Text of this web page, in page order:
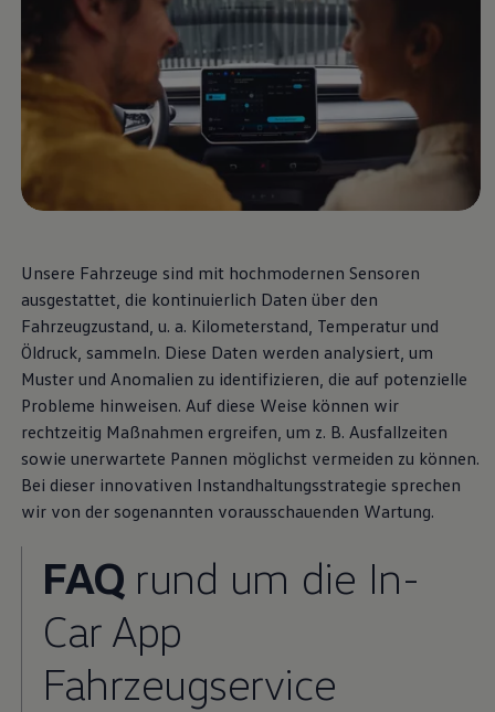
AlleVW Connect
Dienste 1
und
Voraussetzungen in
einer Übersicht
Jeder Held hat seine Helfer. Und mit den Diensten von VW
Connect oder zuvor We Connect
ganze Reihe davon. Finden Sie heraus, welche Dienste
Unsere Fahrzeuge sind mit hochmodernen Sensoren
ausgestattet, die kontinuierlich Daten über den
Fahrzeugzustand, u. a. Kilometerstand, Temperatur und
Öldruck, sammeln. Diese Daten werden analysiert, um
Muster und Anomalien zu identifizieren, die auf potenzielle
Probleme hinweisen. Auf diese Weise können wir
rechtzeitig Maßnahmen ergreifen, um z. B. Ausfallzeiten
sowie unerwartete Pannen möglichst vermeiden zu können.
Bei dieser innovativen Instandhaltungsstrategie sprechen
wir von der sogenannten vorausschauenden Wartung.
FAQ rund um die In-
Car App
Fahrzeugservice